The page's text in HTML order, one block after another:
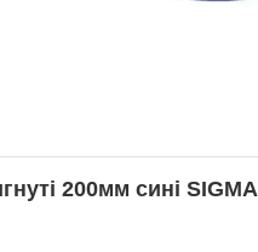
200мм сині SIGMA